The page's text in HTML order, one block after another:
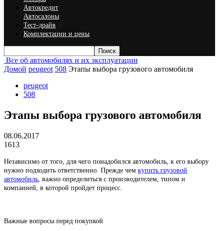
Автокредит
Автосалоны
Тест-драйв
Комплектации и цены
Все об автомобилях и их эксплуатации
Домой peugeot 508 Этапы выбора грузового автомобиля
peugeot
508
Этапы выбора грузового автомобиля
08.06.2017
1613
Независимо от того, для чего понадобился автомобиль, к его выбору
нужно подходить ответственно. Прежде чем купить грузовой
автомобиль , важно определиться с производителем, типом и
компанией, в которой пройдет процесс.
Важные вопросы перед покупкой